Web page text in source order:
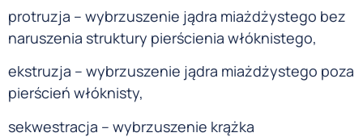
protruzja – wybrzuszenie jądra miażdżystego bez
naruszenia struktury pierścienia włóknistego,
ekstruzja – wybrzuszenie jądra miażdżystego poza
pierścień włóknisty,
sekwestracja – wybrzuszenie krążka